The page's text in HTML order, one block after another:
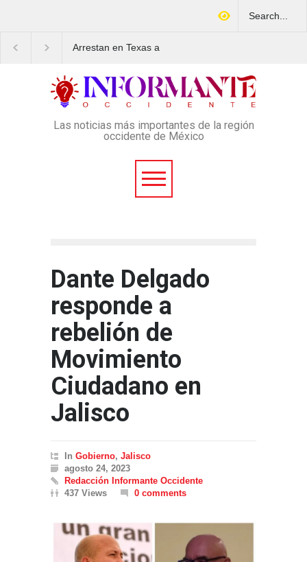
Arrestan en Texas a
esquema Ponzi con más de
4 mil afectados
Las noticias más importantes de la región
occidente de México
Dante Delgado
responde a
rebelión de
Movimiento
Ciudadano en
Jalisco
In Gobierno, Jalisco
agosto 24, 2023
Redacción Informante Occidente
437 Views
0 comments